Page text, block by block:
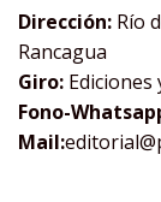
Dirección: Río
Rancagua
Giro: Ediciones
Fono-
Mail: